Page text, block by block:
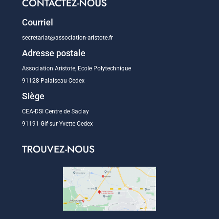
CONTACTEZ-NOUS
Courriel
secretariat@association-aristote.fr
Adresse postale
Association Aristote, Ecole Polytechnique
91128 Palaiseau Cedex
Siège
CEA-DSI Centre de Saclay
91191 Gif-sur-Yvette Cedex
TROUVEZ-NOUS